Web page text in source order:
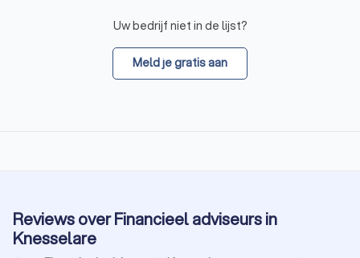
Uw bedrijf niet in de lijst?
Meld je gratis aan
Reviews over Financieel adviseurs in
Knesselare